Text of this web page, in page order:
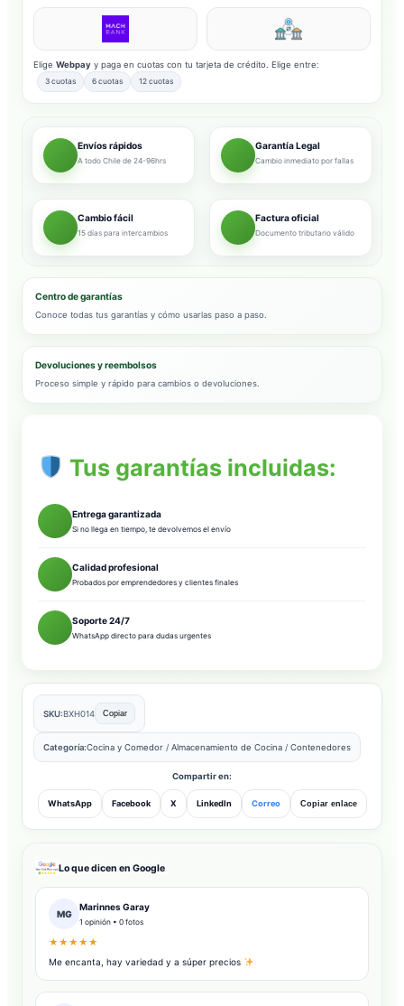
Elige Webpay y paga en cuotas con tu tarjeta de crédito. Elige entre:
3 cuotas 6 cuotas 12 cuotas
Envíos rápidos
A todo Chile de 24-96hrs
Garantía Legal
Cambio inmediato por fallas
Cambio fácil
15 días para intercambios
Factura oficial
Documento tributario válido
Centro de garantías
Conoce todas tus garantías y cómo usarlas paso a paso.
Devoluciones y reembolsos
Proceso simple y rápido para cambios o devoluciones.
Tus garantías incluidas:
Entrega garantizada
Si no llega en tiempo, te devolvemos el envío
Calidad profesional
Probados por emprendedores y clientes finales
Soporte 24/7
WhatsApp directo para dudas urgentes
SKU:BXH014 Copiar
Categoría:Cocina y Comedor / Almacenamiento de Cocina / Contenedores
Compartir en:
WhatsApp Facebook X LinkedIn Correo Copiar enlace
Lo que dicen en Google
MG
Marinnes Garay
1 opinión • 0 fotos
★★★★★
Me encanta, hay variedad y a súper precios